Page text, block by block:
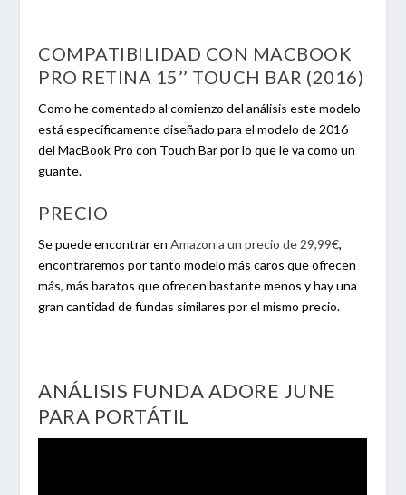
COMPATIBILIDAD CON MACBOOK
PRO RETINA 15’’ TOUCH BAR (2016)
Como he comentado al comienzo del análisis este modelo
está específicamente diseñado para el modelo de 2016
del MacBook Pro con Touch Bar por lo que le va como un
guante.
PRECIO
Se puede encontrar enAmazon a un precio de 29,99€,
encontraremos por tanto modelo más caros que ofrecen
más, más baratos que ofrecen bastante menos y hay una
gran cantidad de fundas similares por el mismo precio.
ANÁLISIS FUNDA ADORE JUNE
PARA PORTÁTIL